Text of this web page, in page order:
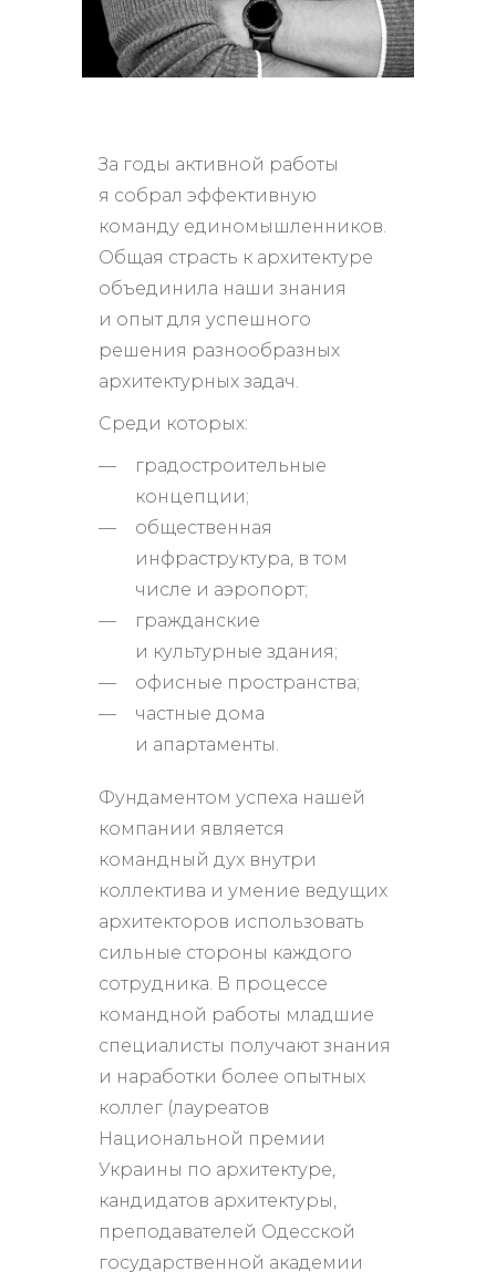
За годы активной работы
я собрал эффективную
команду единомышленников.
Общая страсть к архитектуре
объединила наши знания
и опыт для успешного
решения разнообразных
архитектурных задач.
Среди которых:
градостроительные
концепции;
общественная
инфраструктура, в том
числе и аэропорт;
гражданские
и культурные здания;
офисные пространства;
частные дома
и апартаменты.
Фундаментом успеха нашей
компании является
командный дух внутри
коллектива и умение ведущих
архитекторов использовать
сильные стороны каждого
сотрудника. В процессе
командной работы младшие
специалисты получают знания
и наработки более опытных
коллег (лауреатов
Национальной премии
Украины по архитектуре,
кандидатов архитектуры,
преподавателей Одесской
государственной академии